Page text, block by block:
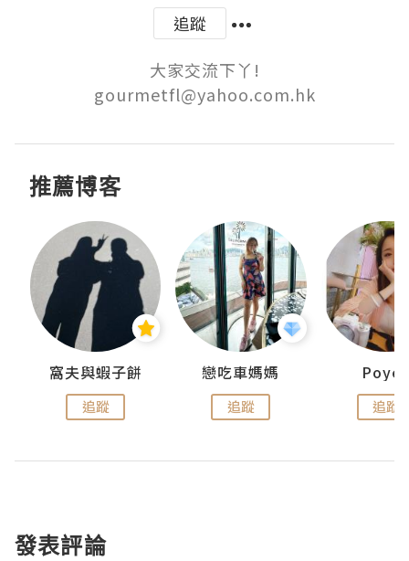
追蹤
大家交流下丫!
gourmetfl@yahoo.com.hk
推薦博客
窩夫與蝦子餅
追蹤
戀吃車媽媽
追蹤 追蹤
發表評論